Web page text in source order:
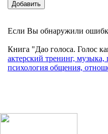
Если Вы обнаружили
Книга "Дао голоса. Голос
актерский тренинг,
психология общения,